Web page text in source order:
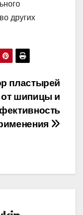
других
пластырей
от шипицы и